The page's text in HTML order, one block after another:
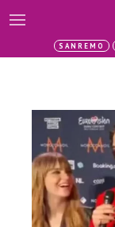
SANREMO